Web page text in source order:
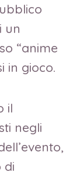
un
“anime
in gioco.
il
negli
di